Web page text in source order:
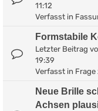
11:12
Verfasst in
Formstabile
Letzter Beitrag
19:39
Verfasst in
Neue Brille
Achsen